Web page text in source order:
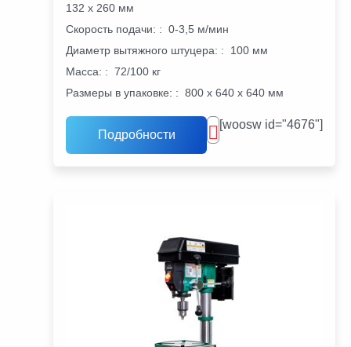
132 x 260 мм
Скорость подачи: : 0-3,5 м/мин
Диаметр вытяжного штуцера: :
100 мм
Масса: : 72/100 кг
Размеры в упаковке: : 800 x 640 x 640 мм
Подробности
[woosw id="4676"]